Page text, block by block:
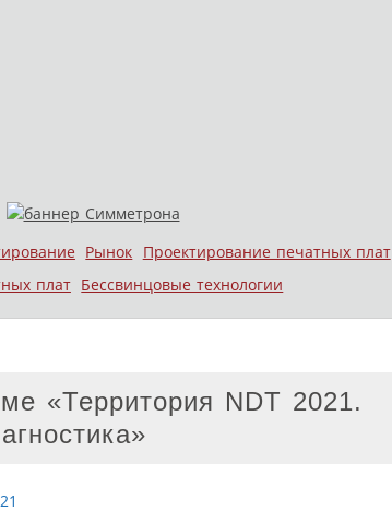
Рынок Проектирование печатных плат
плат Бессвинцовые технологии
«Территория NDT 2021.